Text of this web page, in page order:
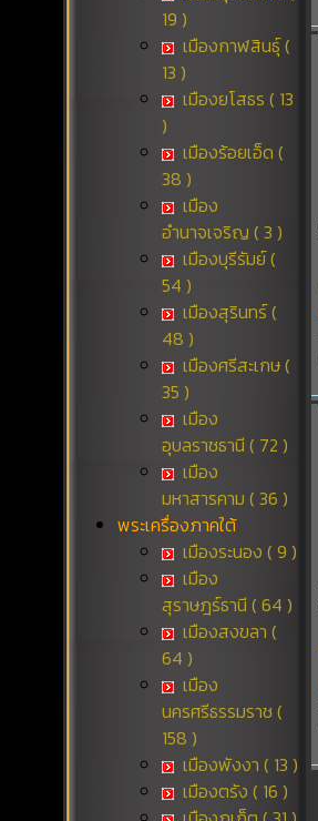
19 )
เมืองกาฬสินธุ์ (
13 )
เมืองยโสธร ( 13
)
เมืองร้อยเอ็ด (
38 )
เมือง
อำนาจเจริญ ( 3 )
เมืองบุรีรัมย์ (
54 )
เมืองสุรินทร์ (
48 )
เมืองศรีสะเกษ (
35 )
เมือง
อุบลราชธานี ( 72 )
เมือง
มหาสารคาม ( 36 )
พระเครื่องภาคใต้
เมืองระนอง ( 9 )
เมือง
สุราษฎร์ธานี ( 64 )
เมืองสงขลา (
64 )
เมือง
นครศรีธรรมราช (
158 )
เมืองพังงา ( 13 )
เมืองตรัง ( 16 )